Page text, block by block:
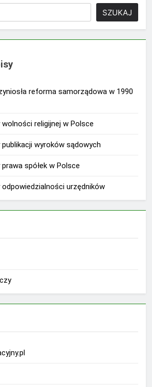
SZUKAJ
reforma samorządowa w 1990
religijnej w Polsce
wyroków sądowych
spółek w Polsce
urzędników